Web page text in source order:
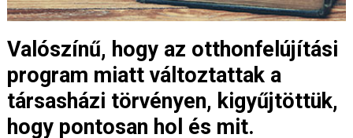
Valószínű, hogy az otthonfelújítási
program miatt változtattak a
társasházi törvényen, kigyűjtöttük,
hogy pontosan hol és mit.